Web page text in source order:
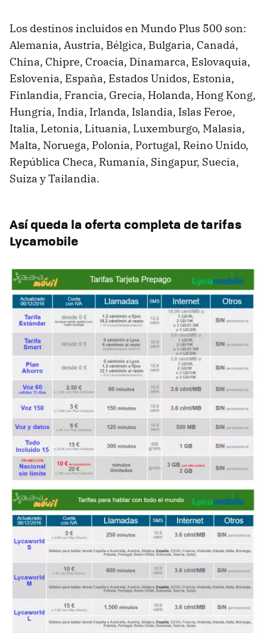
Los destinos incluidos en Mundo Plus 500 son:
Alemania, Austria, Bélgica, Bulgaria, Canadá,
China, Chipre, Croacia, Dinamarca, Eslovaquia,
Eslovenia, España, Estados Unidos, Estonia,
Finlandia, Francia, Grecia, Holanda, Hong Kong,
Hungría, India, Irlanda, Islandia, Islas Feroe,
Italia, Letonia, Lituania, Luxemburgo, Malasia,
Malta, Noruega, Polonia, Portugal, Reino Unido,
República Checa, Rumanía, Singapur, Suecia,
Suiza y Tailandia.
Así queda la oferta completa de tarifas
Lycamobile